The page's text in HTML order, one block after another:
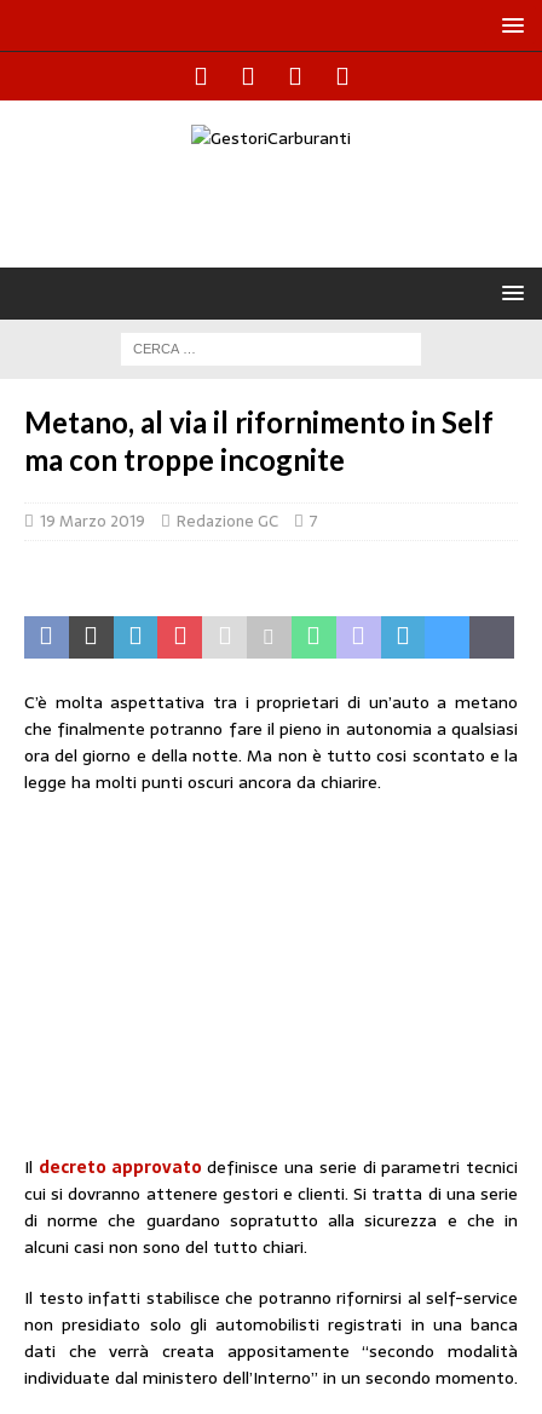
Metano, al via il rifornimento in Self
ma con troppe incognite
19 Marzo 2019 Redazione GC 7
C’è molta aspettativa tra i proprietari di un’auto a metano
che finalmente potranno fare il pieno in autonomia a qualsiasi
ora del giorno e della notte. Ma non è tutto cosi scontato e la
legge ha molti punti oscuri ancora da chiarire.
Il decreto approvato definisce una serie di parametri tecnici
cui si dovranno attenere gestori e clienti. Si tratta di una serie
di norme che guardano sopratutto alla sicurezza e che in
alcuni casi non sono del tutto chiari.
Il testo infatti stabilisce che potranno rifornirsi al self-service
non presidiato solo gli automobilisti registrati in una banca
dati che verrà creata appositamente “secondo modalità
individuate dal ministero dell’Interno” in un secondo momento.